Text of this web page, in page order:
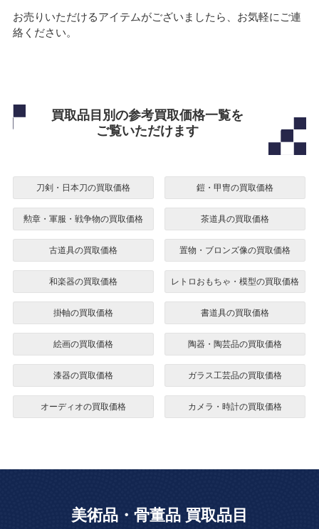
お売りいただけるアイテムがございましたら、お気軽にご連
絡ください。
買取品目別の参考買取価格一覧を
ご覧いただけます
刀剣・日本刀の買取価格 鎧・甲冑の買取価格
勲章・軍服・戦争物の買取価格 茶道具の買取価格
古道具の買取価格 置物・ブロンズ像の買取価格
和楽器の買取価格 レトロおもちゃ・模型の買取価格
掛軸の買取価格 書道具の買取価格
絵画の買取価格 陶器・陶芸品の買取価格
漆器の買取価格 ガラス工芸品の買取価格
オーディオの買取価格 カメラ・時計の買取価格
美術品・骨董品 買取品目